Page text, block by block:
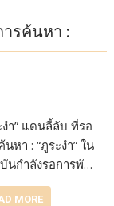
ารค้นหา :
งำ” แดนลี้ลับ ที่รอ
นหา : “ภูระงำ” ใน
นกำลังรอการพั…
MORE